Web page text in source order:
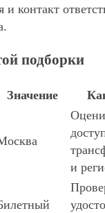
и контакт
подборки
Значение
и